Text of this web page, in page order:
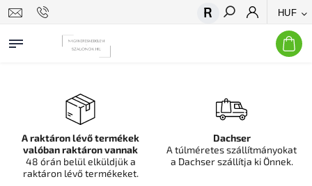
HUF
Keresés
A raktáron lévő termékek
valóban raktáron vannak
48 órán belül elküldjük a
raktáron lévő termékeket.
Dachser
A túlméretes szállítmányokat
a Dachser szállítja ki Önnek.